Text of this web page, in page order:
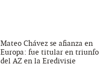
Mateo Chávez se afianza en
Europa: fue titular en triunfo
del AZ en la Eredivisie